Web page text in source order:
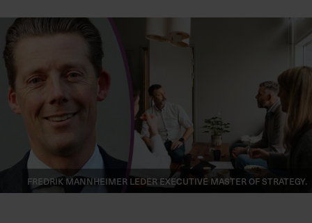
Fredrik Mannheimer leder Executive Master of Strategy.